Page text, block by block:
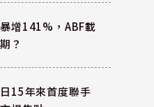
增141%，ABF載
？
15年來首度聯手